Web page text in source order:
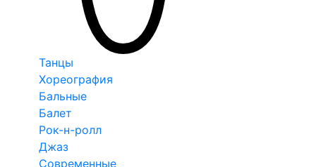
Танцы
Хореография
Бальные
Балет
Рок-н-ролл
Джаз
Современные